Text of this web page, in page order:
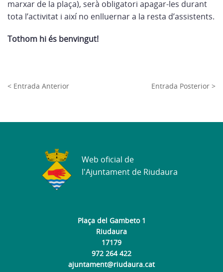
marxar de la plaça), serà obligatori apagar-les durant
tota l’activitat i així no enlluernar a la resta d’assistents.
Tothom hi és benvingut!
< Entrada Anterior Entrada Posterior >
Plaça del Gambeto 1
Riudaura
17179
972 264 422
ajuntament@riudaura.cat
Web oficial de
l'Ajuntament de Riudaura